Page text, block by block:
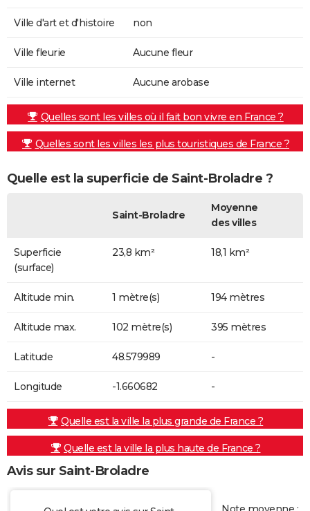
Ville d'art et d'histoire non
Ville fleurie Aucune fleur
Ville internet Aucune arobase
Quelles sont les villes où il fait bon vivre en France ?
Quelles sont les villes les plus touristiques de France ?
Quelle est la superficie de Saint-Broladre ?
Saint-Broladre
Moyenne
des villes
Superficie
(surface)
23,8 km² 18,1 km²
Altitude min. 1 mètre(s) 194 mètres
Altitude max. 102 mètre(s) 395 mètres
Latitude 48.579989 -
Longitude -1.660682 -
Quelle est la ville la plus grande de France ?
Quelle est la ville la plus haute de France ?
Avis sur Saint-Broladre